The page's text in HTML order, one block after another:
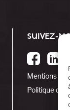
SUIVEZ-
Mentions
Politique de